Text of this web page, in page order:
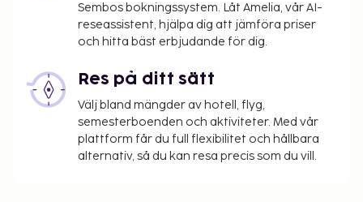
Sembos bokningssystem. Låt Amelia, vår AI-
reseassistent, hjälpa dig att jämföra priser
och hitta bäst erbjudande för dig.
Res på ditt sätt
Välj bland mängder av hotell, flyg,
semesterboenden och aktiviteter. Med vår
plattform får du full flexibilitet och hållbara
alternativ, så du kan resa precis som du vill.